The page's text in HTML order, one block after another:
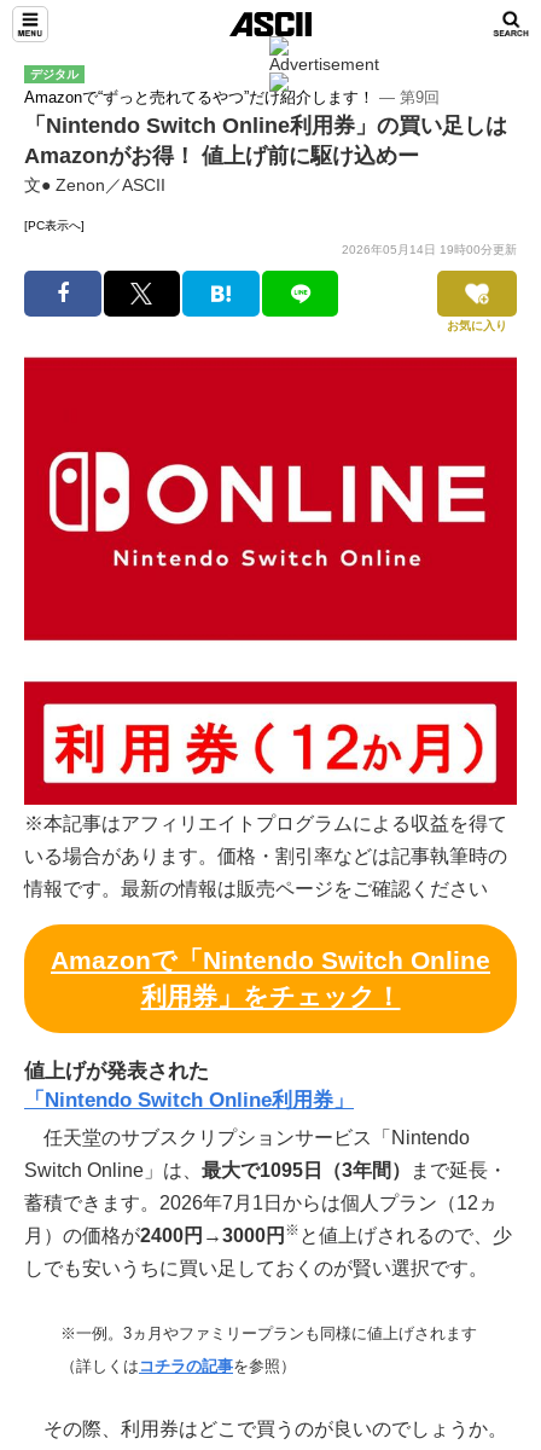
デジタル
Amazonで“ずっと売れてるやつ”だけ紹介します！ ― 第9回
「Nintendo Switch Online利用券」の買い足しは
Amazonがお得！ 値上げ前に駆け込めー
文● Zenon／ASCII
[PC表示へ]
2026年05月14日 19時00分更新
お気に入り
※本記事はアフィリエイトプログラムによる収益を得て
いる場合があります。価格・割引率などは記事執筆時の
情報です。最新の情報は販売ページをご確認ください
Amazonで「Nintendo Switch Online
利用券」をチェック！
値上げが発表された
「Nintendo Switch Online利用券」
任天堂のサブスクリプションサービス「Nintendo
Switch Online」は、 最大で1095日（3年間）
まで延長・
蓄積できます。2026年7月1日からは個人プラン（12ヵ
月）の価格が2400円→3000円 ※ と値上げされるので、少
しでも安いうちに買い足しておくのが賢い選択です。
※一例。3ヵ月やファミリープランも同様に値上げされます
（詳しくは コチラの記事を参照）
その際、利用券はどこで買うのが良いのでしょうか。